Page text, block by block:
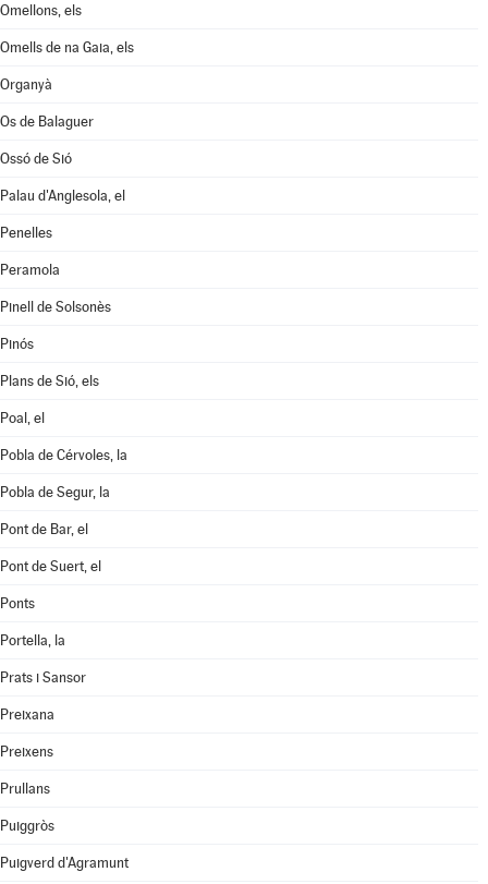
Omellons, els
Omells de na Gaia, els
Organyà
Os de Balaguer
Ossó de Sió
Palau d'Anglesola, el
Penelles
Peramola
Pinell de Solsonès
Pinós
Plans de Sió, els
Poal, el
Pobla de Cérvoles, la
Pobla de Segur, la
Pont de Bar, el
Pont de Suert, el
Ponts
Portella, la
Prats i Sansor
Preixana
Preixens
Prullans
Puiggròs
Puigverd d'Agramunt